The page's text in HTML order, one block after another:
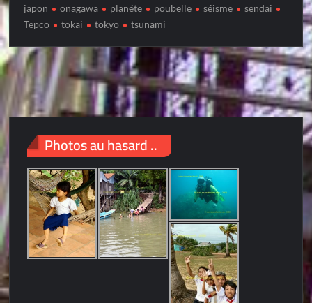
japon
onagawa planéte poubelle séisme
sendai
Tepco
tokai tokyo tsunami
Photos au hasard ..